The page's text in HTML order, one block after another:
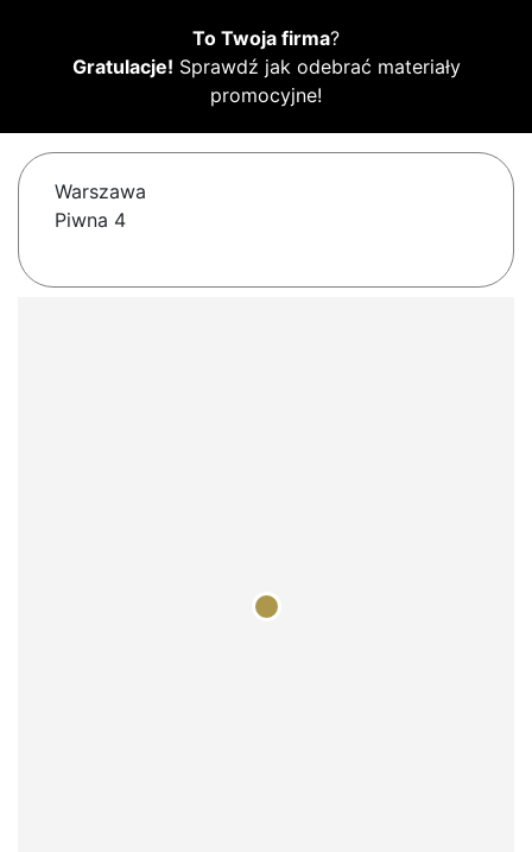
To Twoja firma?
Gratulacje! Sprawdź jak odebrać materiały
promocyjne!
Warszawa
Piwna 4